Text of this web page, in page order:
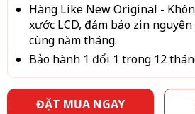
Hàng Like New Original -
xước LCD, đảm bảo zin
cùng năm tháng.
Bảo hành 1 đổi 1 trong 12
ĐẶT MUA NGAY